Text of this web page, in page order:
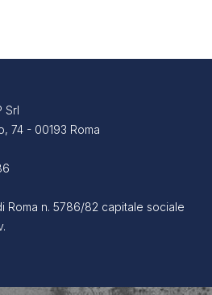
Srl
74 - 00193 Roma
Roma n. 5786/82 capitale sociale